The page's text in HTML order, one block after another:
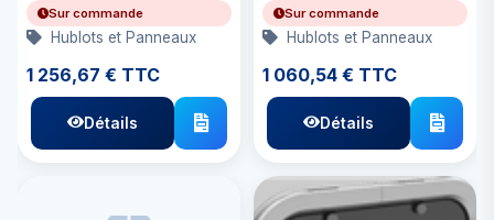
Sur commande
Hublots et Panneaux
1 256,67 € TTC
Détails
Sur commande
Hublots et Panneaux
1 060,54 € TTC
Détails